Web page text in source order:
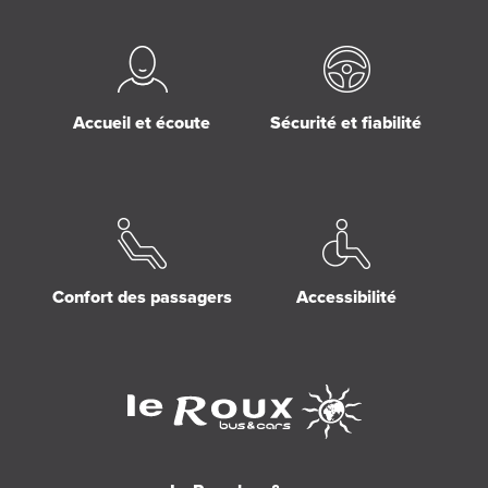
Accueil et écoute Sécurité et fiabilité
Confort des passagers Accessibilité